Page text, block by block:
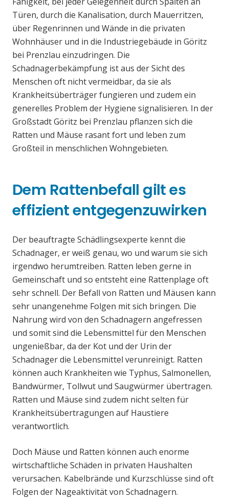
Türen, durch die Kanalisation, durch Mauerritzen,
über Regenrinnen und Wände in die privaten
Wohnhäuser und in die Industriegebäude in Göritz
bei Prenzlau einzudringen. Die
Schadnagerbekämpfung ist aus der Sicht des
Menschen oft nicht vermeidbar, da sie als
Krankheitsüberträger fungieren und zudem ein
generelles Problem der Hygiene signalisieren. In der
Großstadt Göritz bei Prenzlau pflanzen sich die
Ratten und Mäuse rasant fort und leben zum
Großteil in menschlichen Wohngebieten.
Dem Rattenbefall gilt es
effizient entgegenzuwirken
Der beauftragte Schädlingsexperte kennt die
Schadnager, er weiß genau, wo und warum sie sich
irgendwo herumtreiben. Ratten leben gerne in
Gemeinschaft und so entsteht eine Rattenplage oft
sehr schnell. Der Befall von Ratten und Mäusen kann
sehr unangenehme Folgen mit sich bringen. Die
Nahrung wird von den Schadnagern angefressen
und somit sind die Lebensmittel für den Menschen
ungenießbar, da der Kot und der Urin der
Schadnager die Lebensmittel verunreinigt. Ratten
können auch Krankheiten wie Typhus, Salmonellen,
Bandwürmer, Tollwut und Saugwürmer übertragen.
Ratten und Mäuse sind zudem nicht selten für
Krankheitsübertragungen auf Haustiere
verantwortlich.
Doch Mäuse und Ratten können auch enorme
wirtschaftliche Schäden in privaten Haushalten
verursachen. Kabelbrände und Kurzschlüsse sind oft
Folgen der Nageaktivität von Schadnagern.